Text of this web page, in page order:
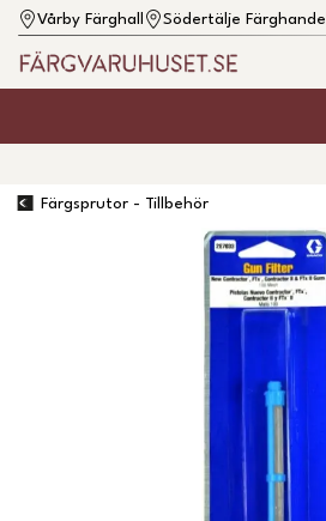
Vårby Färghall Södertälje Färghandel
Färgsprutor - Tillbehör